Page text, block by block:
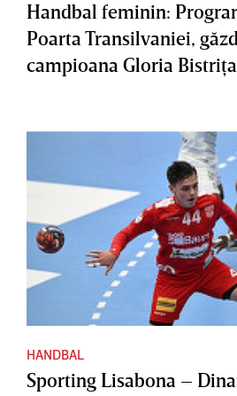
Handbal feminin:
Poarta Transilvaniei,
campioana Gloria Bistriţa
HANDBAL
Sporting Lisabona –